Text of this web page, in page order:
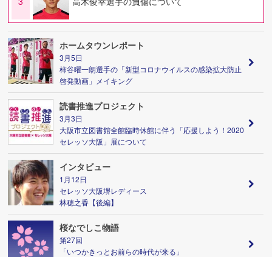
ホームタウンレポート
3月5日
柿谷曜一朗選手の「新型コロナウイルスの感染拡大防止
啓発動画」メイキング
読書推進プロジェクト
3月3日
大阪市立図書館全館臨時休館に伴う「応援しよう！2020
セレッソ大阪」展について
インタビュー
1月12日
セレッソ大阪堺レディース
林穂之香【後編】
桜なでしこ物語
第27回
「いつかきっとお前らの時代が来る」